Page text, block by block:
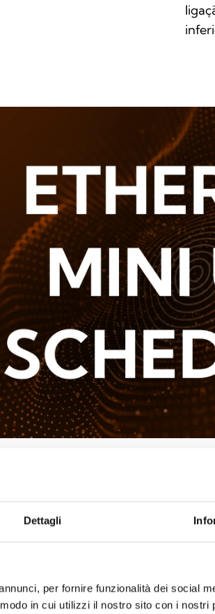
Dettagli
per fornire funzionalità dei social
in cui utilizzi il nostro sito con i nostri